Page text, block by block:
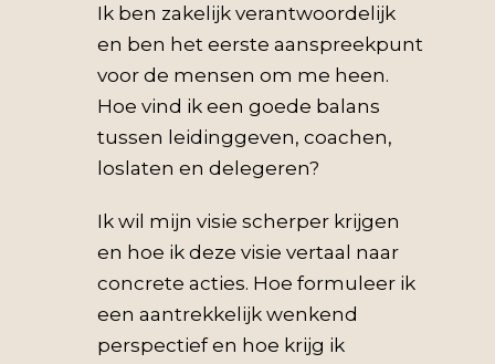
Ik ben zakelijk verantwoordelijk
en ben het eerste aanspreekpunt
voor de mensen om me heen.
Hoe vind ik een goede balans
tussen leidinggeven, coachen,
loslaten en delegeren?
Ik wil mijn visie scherper krijgen
en hoe ik deze visie vertaal naar
concrete acties. Hoe formuleer ik
een aantrekkelijk wenkend
perspectief en hoe krijg ik